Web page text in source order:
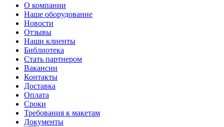
О компании
Наше оборудование
Новости
Отзывы
Наши клиенты
Библиотека
Стать партнером
Вакансии
Контакты
Доставка
Оплата
Сроки
Требования к макетам
Документы